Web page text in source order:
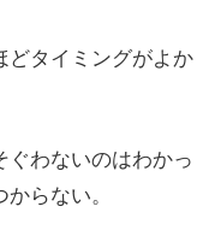
どタイミングがよか
ぐわないのはわかっ
らない。